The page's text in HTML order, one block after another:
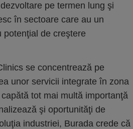
pe termen lung şi
în sectoare care au un
potenţial de creştere
se concentrează pe
unor servicii integrate în zona
tot mai multă importanţă
şi oportunităţi de
industriei, Burada crede că